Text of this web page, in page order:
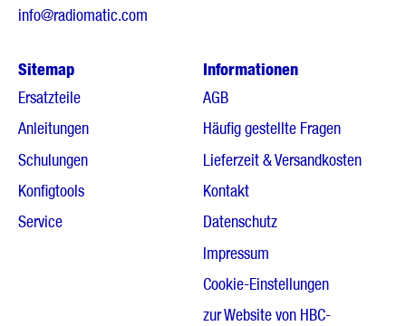
info@radiomatic.com
Sitemap
Ersatzteile
Anleitungen
Schulungen
Konfigtools
Service
Informationen
AGB
Häufig gestellte Fragen
Lieferzeit & Versandkosten
Kontakt
Datenschutz
Impressum
Cookie-Einstellungen
zur Website von HBC-